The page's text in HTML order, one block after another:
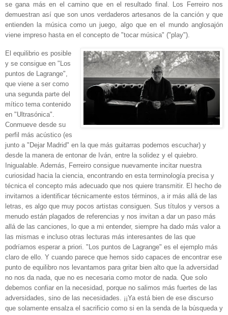
se gana más en el camino que en el resultado final. Los Ferreiro nos
demuestran así que son unos verdaderos artesanos de la canción y que
entienden la música como un juego, algo que en el mundo anglosajón
viene impreso hasta en el concepto de "tocar música" ("play").
El equilibrio es posible
y se consigue en "Los
puntos de Lagrange",
que viene a ser como
una segunda parte del
mítico tema contenido
en "Ultrasónica".
Conmueve desde su
perfil más acústico (es
junto a "Dejar Madrid" en la que más guitarras podemos escuchar) y
desde la manera de entonar de Iván, entre la solidez y el quiebro.
Inigualable. Además, Ferreiro consigue nuevamente incitar nuestra
curiosidad hacia la ciencia, encontrando en esta terminología precisa y
técnica el concepto más adecuado que nos quiere transmitir. El hecho de
invitarnos a identificar técnicamente estos términos, a ir más allá de las
letras, es algo que muy pocos artistas consiguen. Sus títulos y versos a
menudo están plagados de referencias y nos invitan a dar un paso más
allá de las canciones, lo que a mi entender, siempre ha dado más valor a
las mismas e incluso otras lecturas más interesantes de las que
podríamos esperar a priori. "Los puntos de Lagrange" es el ejemplo más
claro de ello. Y cuando parece que hemos sido capaces de encontrar ese
punto de equilibro nos levantamos para gritar bien alto que la adversidad
no nos da nada, que no es necesaria como motor de nada. Que solo
debemos confiar en la necesidad, porque no salimos más fuertes de las
adversidades, sino de las necesidades. ¡¡Ya está bien de ese discurso
que solamente ensalza el sacrificio como si en la senda de la búsqueda y